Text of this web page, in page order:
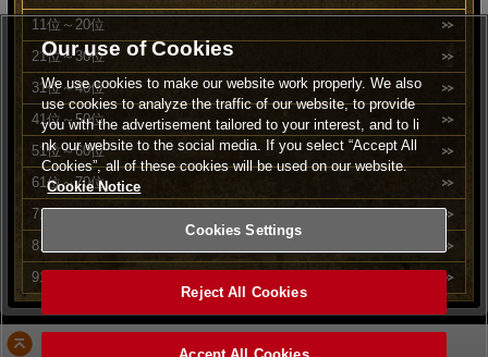
11位～20位
21位～30位
31位～40位
41位～50位
51位～60位
61位～70位
71位～80位
81位～90位
91位～100位
Our use of Cookies
We use cookies to make our website work properly. We also
use cookies to analyze the traffic of our website, to provide
you with the advertisement tailored to your interest, and to li
nk our website to the social media. If you select “Accept All
Cookies”, all of these cookies will be used on our website.
Cookie Notice
Cookies Settings
Reject All Cookies